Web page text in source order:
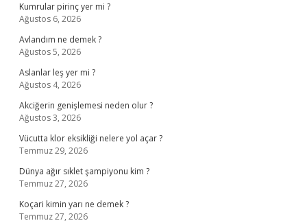
Kumrular pirinç yer mi ?
Ağustos 6, 2026
Avlandım ne demek ?
Ağustos 5, 2026
Aslanlar leş yer mi ?
Ağustos 4, 2026
Akciğerin genişlemesi neden olur ?
Ağustos 3, 2026
Vücutta klor eksikliği nelere yol açar ?
Temmuz 29, 2026
Dünya ağır sıklet şampiyonu kim ?
Temmuz 27, 2026
Koçari kimin yarı ne demek ?
Temmuz 27, 2026